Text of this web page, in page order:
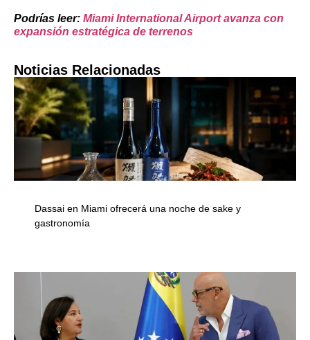
Podrías leer: Miami International Airport avanza con
expansión estratégica de terrenos
Noticias Relacionadas
Dassai en Miami ofrecerá una noche de sake y
gastronomía